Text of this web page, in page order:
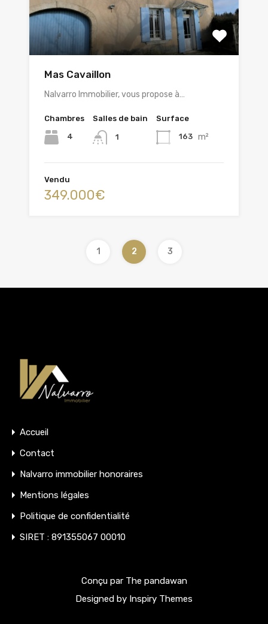
Mas Cavaillon
Nalvarro Immobilier, vous propose à…
Chambres
4
Salles de bain
1
Surface
163 m²
Vendu
349.000€
1 2 3
Accueil
Contact
Nalvarro immobilier honoraires
Mentions légales
Politique de confidentialité
SIRET : 891355067 00010
Conçu par The pandawan
Designed by Inspiry Themes